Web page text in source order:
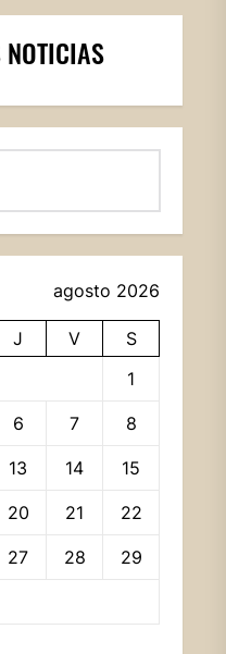
NOTICIAS
agosto 2026
J V
S
1
6 7 8
13 14 15
20 21 22
27 28 29